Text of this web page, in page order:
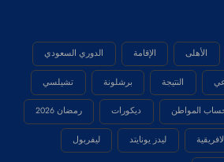
الأهلى الإقامة الدوري السعودي
النتيجة برشلونة تشيلسي
المواطن ديكورات رمضان 2026
ليدز يونايتد ليفربول